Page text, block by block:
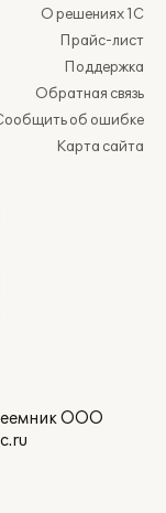
О решениях 1С
Прайс-лист
Поддержка
Обратная связь
об ошибке
Карта сайта
ООО